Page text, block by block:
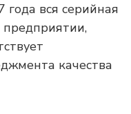
вся серийная
предприятии,
качества